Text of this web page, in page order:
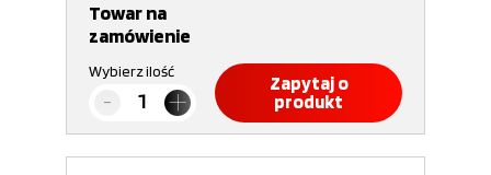
Towar na
zamówienie
Wybierz ilość
Zapytaj o
produkt